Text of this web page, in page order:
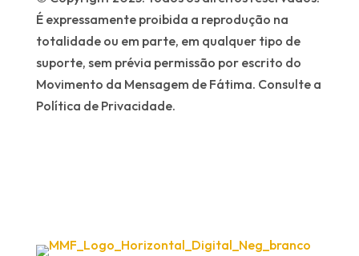
É expressamente proibida a reprodução na
totalidade ou em parte, em qualquer tipo de
suporte, sem prévia permissão por escrito do
Movimento da Mensagem de Fátima. Consulte a
Política de Privacidade.